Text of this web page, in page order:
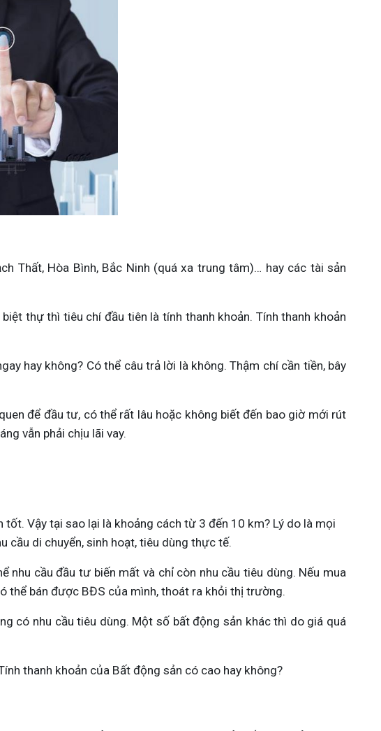
Thất, Hòa Bình, Bắc Ninh (quá xa trung tâm)… hay các tài sản
thự thì tiêu chí đầu tiên là tính thanh khoản. Tính thanh khoản
hay không? Có thể câu trả lời là không. Thậm chí cần tiền, bây
để đầu tư, có thể rất lâu hoặc không biết đến bao giờ mới rút
vẫn phải chịu lãi vay.
Vậy tại sao lại là khoảng cách từ 3 đến 10 km? Lý do là mọi
cầu di chuyển, sinh hoạt, tiêu dùng thực tế.
cầu đầu tư biến mất và chỉ còn nhu cầu tiêu dùng. Nếu mua
thể bán được BĐS của mình, thoát ra khỏi thị trường.
có nhu cầu tiêu dùng. Một số bất động sản khác thì do giá quá
thanh khoản của Bất động sản có cao hay không?